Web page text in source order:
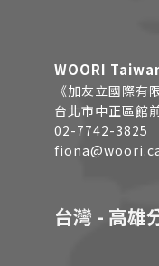
WOORI
《加友立國際有
台北市中正區館
02-7742-3825
台灣 - 高雄